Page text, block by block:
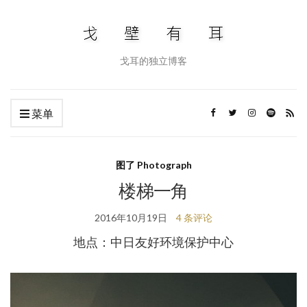
戈耳的独立博客
菜单
图了 Photograph
楼梯一角
2016年10月19日 4 条评论
地点：中日友好环境保护中心